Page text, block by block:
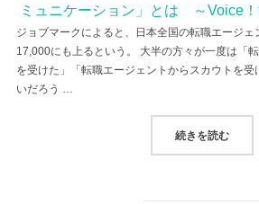
ミュニケーション」とは ～Voice！
ジョブマークによると、日本全国の転職エージェ
17,000にも上るという。 大半の方々が一度は「
を受けた」「転職エージェントからスカウトを
いだろう …
続きを読む“採